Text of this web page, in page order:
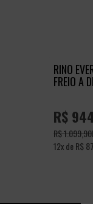
RINO
FREIO A
R$
R$ 1.099,90
12x de R$